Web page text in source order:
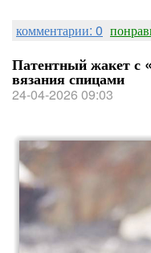
комментарии: 0
Патентный жакет с
вязания спицами
24-04-2026 09:03